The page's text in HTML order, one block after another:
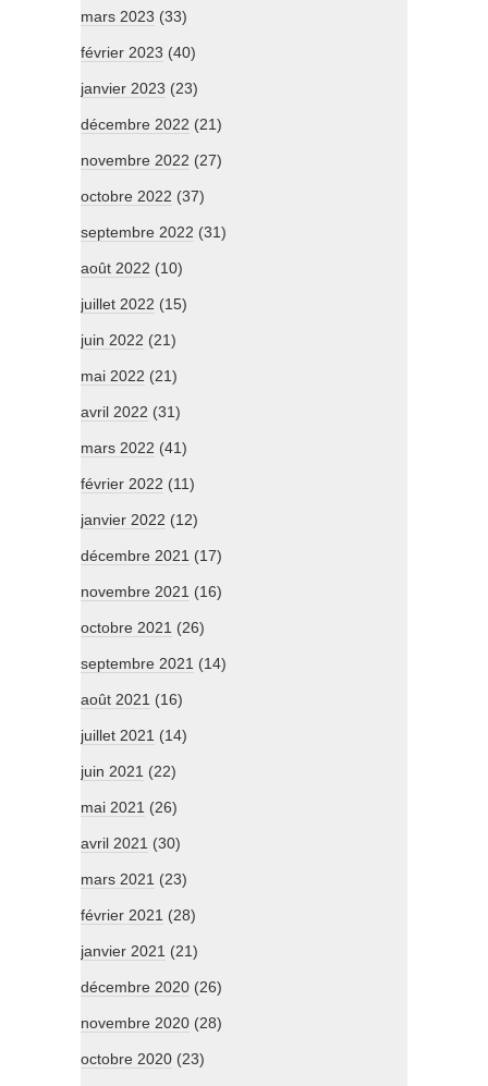
mars 2023 (33)
février 2023 (40)
janvier 2023 (23)
décembre 2022 (21)
novembre 2022 (27)
octobre 2022 (37)
septembre 2022 (31)
août 2022 (10)
juillet 2022 (15)
juin 2022 (21)
mai 2022 (21)
avril 2022 (31)
mars 2022 (41)
février 2022 (11)
janvier 2022 (12)
décembre 2021 (17)
novembre 2021 (16)
octobre 2021 (26)
septembre 2021 (14)
août 2021 (16)
juillet 2021 (14)
juin 2021 (22)
mai 2021 (26)
avril 2021 (30)
mars 2021 (23)
février 2021 (28)
janvier 2021 (21)
décembre 2020 (26)
novembre 2020 (28)
octobre 2020 (23)